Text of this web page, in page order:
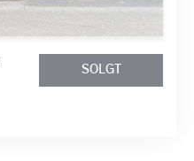
SOLGT